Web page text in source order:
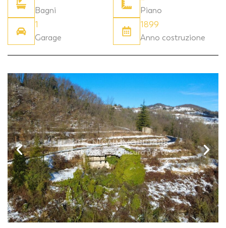
Bagni
Piano
1
Garage
1899
Anno costruzione